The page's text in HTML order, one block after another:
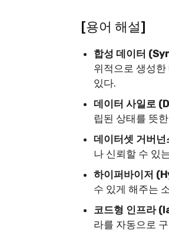
[용어 해설]
합성 데이터
위적으로 생성
있다.
데이터 사일로
립된 상태를 뜻
데이터셋 거버
나 신뢰할 수 있
하이퍼바이저
수 있게 해주는
코드형 인프라
라를 자동으로